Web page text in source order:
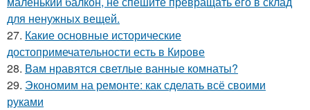
для ненужных вещей.
27. Какие основные исторические
достопримечательности есть в Кирове
28. Вам нравятся светлые ванные комнаты?
29. Экономим на ремонте: как сделать всё своими
руками